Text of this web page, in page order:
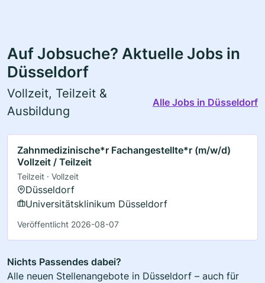
Auf Jobsuche? Aktuelle Jobs in
Düsseldorf
Vollzeit, Teilzeit &
Ausbildung
Alle Jobs in Düsseldorf
Zahnmedizinische*r Fachangestellte*r (m/w/d)
Vollzeit / Teilzeit
Teilzeit · Vollzeit
Düsseldorf
Universitätsklinikum Düsseldorf
Veröffentlicht 2026-08-07
Nichts Passendes dabei?
Alle neuen Stellenangebote in Düsseldorf – auch für